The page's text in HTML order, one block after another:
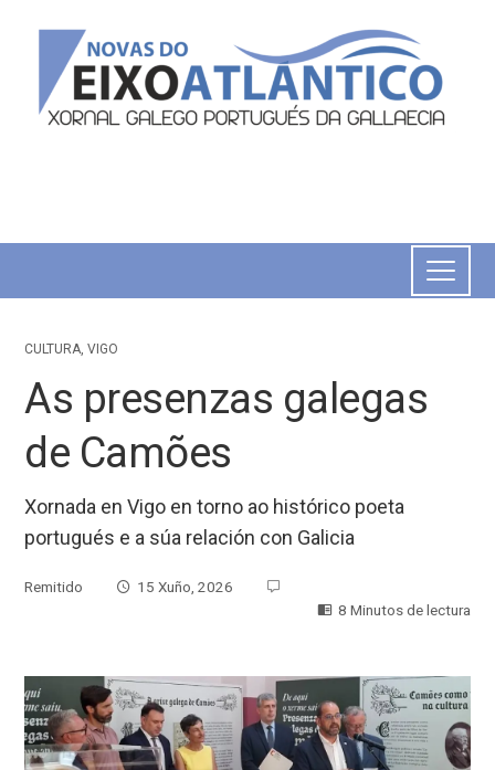
CULTURA,VIGO
As presenzas galegas
de Camões
Xornada en Vigo en torno ao histórico poeta
portugués e a súa relación con Galicia
Remitido
15 Xuño, 2026
8 Minutos de lectura